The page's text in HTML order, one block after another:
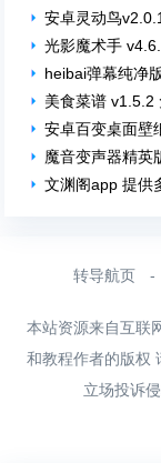
安卓灵动鸟
光影魔术手
heibai弹幕纯净
美食菜谱 v1.5.2
安卓百变桌面壁
魔音变声器精英
文渊阁app 提供
转导航页 -
本站资源来自互联
和教程作者的版权
立场投诉